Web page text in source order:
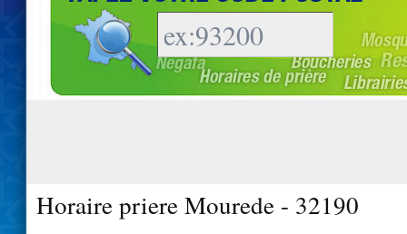
Horaire priere Mourede - 32190